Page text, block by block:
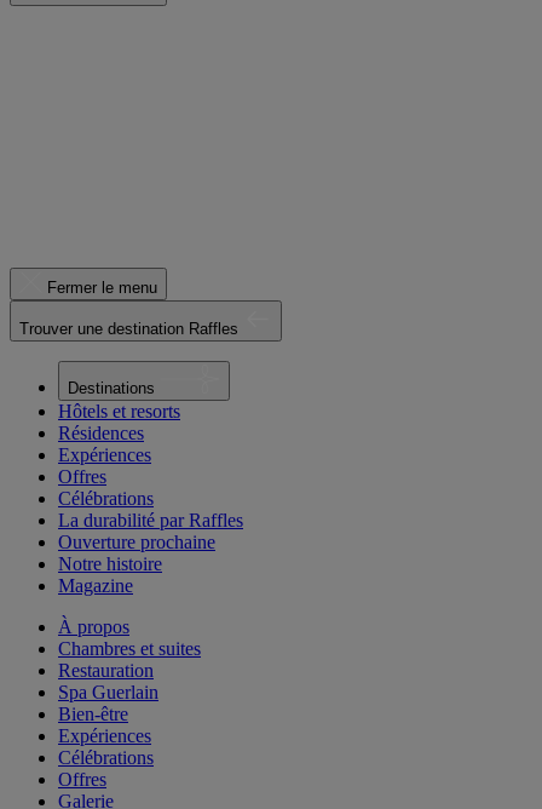
Fermer le menu
Trouver une destination Raffles
Destinations
Hôtels et resorts
Résidences
Expériences
Offres
Célébrations
La durabilité par Raffles
Ouverture prochaine
Notre histoire
Magazine
À propos
Chambres et suites
Restauration
Spa Guerlain
Bien-être
Expériences
Célébrations
Offres
Galerie